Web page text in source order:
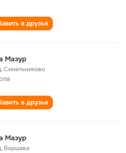
в друзья
Мазур
,Синельниково
в друзья
Мазур
, Варшава